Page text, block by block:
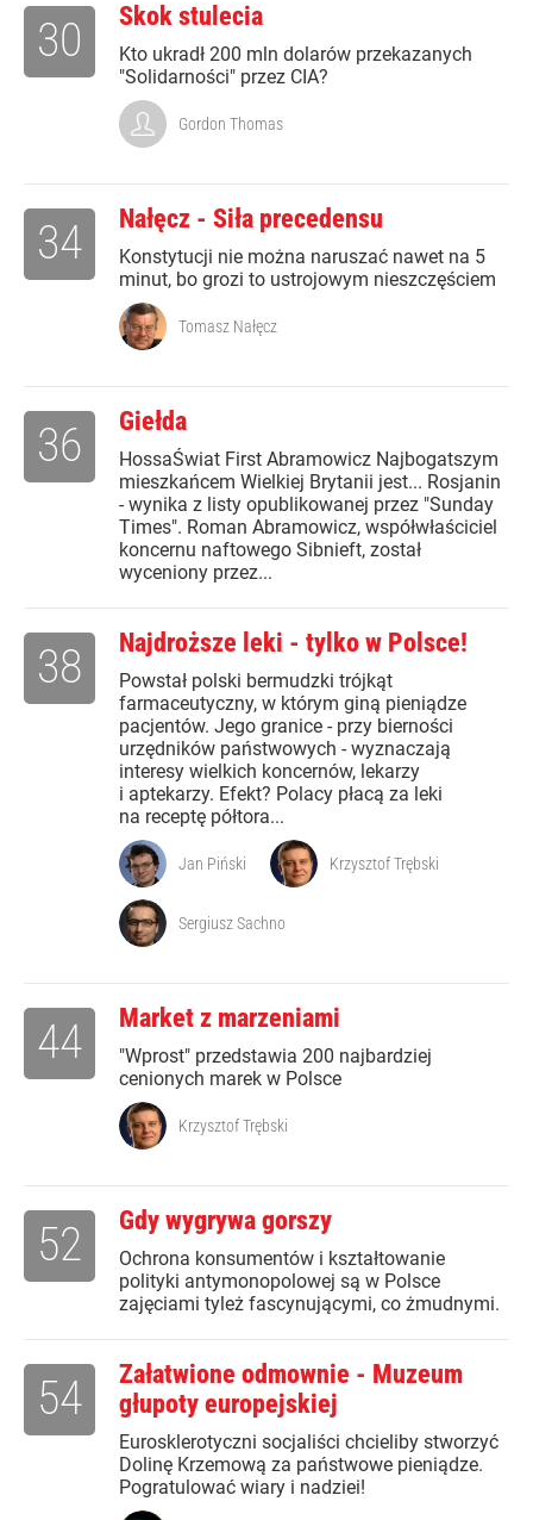
Skok stulecia
Kto ukradł 200 mln dolarów przekazanych
"Solidarności" przez CIA?
30
Gordon Thomas
Nałęcz - Siła precedensu
Konstytucji nie można naruszać nawet na 5
minut, bo grozi to ustrojowym nieszczęściem
34
Tomasz Nałęcz
Giełda
HossaŚwiat First Abramowicz Najbogatszym
mieszkańcem Wielkiej Brytanii jest... Rosjanin
- wynika z listy opublikowanej przez "Sunday
Times". Roman Abramowicz, współwłaściciel
koncernu naftowego Sibnieft, został
wyceniony przez...
36
Najdroższe leki - tylko w Polsce!
Powstał polski bermudzki trójkąt
farmaceutyczny, w którym giną pieniądze
pacjentów. Jego granice - przy bierności
urzędników państwowych - wyznaczają
interesy wielkich koncernów, lekarzy
i aptekarzy. Efekt? Polacy płacą za leki
na receptę półtora...
38
Jan Piński Krzysztof Trębski
Sergiusz Sachno
Market z marzeniami
"Wprost" przedstawia 200 najbardziej
cenionych marek w Polsce
44
Krzysztof Trębski
Gdy wygrywa gorszy
Ochrona konsumentów i kształtowanie
polityki antymonopolowej są w Polsce
zajęciami tyleż fascynującymi, co żmudnymi.
52
Załatwione odmownie - Muzeum
głupoty europejskiej
Eurosklerotyczni socjaliści chcieliby stworzyć
Dolinę Krzemową za państwowe pieniądze.
Pogratulować wiary i nadziei!
54